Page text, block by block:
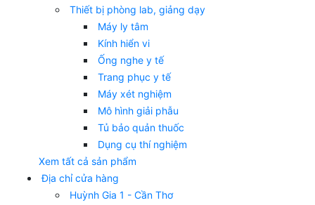
Thiết bị phòng lab, giảng dạy
Máy ly tâm
Kính hiển vi
Ống nghe y tế
Trang phục y tế
Máy xét nghiệm
Mô hình giải phẫu
Tủ bảo quản thuốc
Dụng cụ thí nghiệm
Xem tất cả sản phẩm
Địa chỉ cửa hàng
Huỳnh Gia 1 - Cần Thơ